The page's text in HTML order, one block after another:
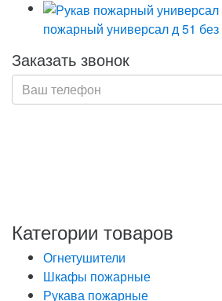
пожарный универсал д 51 без
Заказать звонок
Категории товаров
Огнетушители
Шкафы пожарные
Рукава пожарные